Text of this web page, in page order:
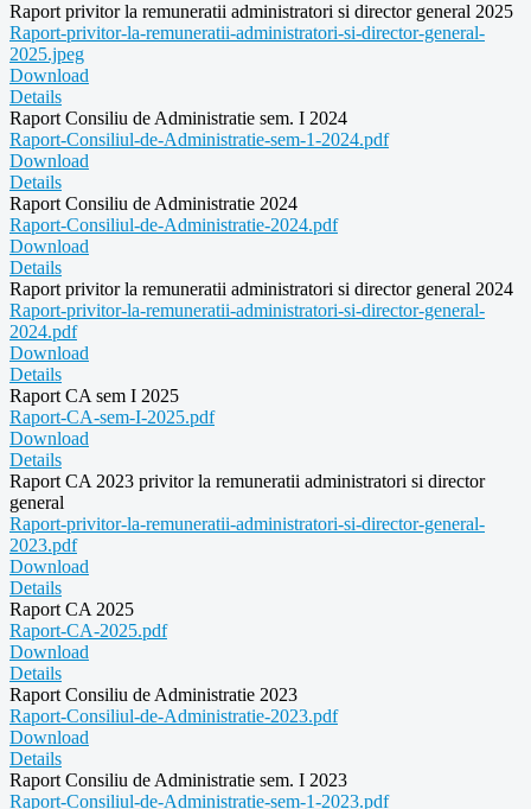
Raport privitor la remuneratii administratori si director general 2025
Raport-privitor-la-remuneratii-administratori-si-director-general-
2025.jpeg
Download
Details
Raport Consiliu de Administratie sem. I 2024
Raport-Consiliul-de-Administratie-sem-1-2024.pdf
Download
Details
Raport Consiliu de Administratie 2024
Raport-Consiliul-de-Administratie-2024.pdf
Download
Details
Raport privitor la remuneratii administratori si director general 2024
Raport-privitor-la-remuneratii-administratori-si-director-general-
2024.pdf
Download
Details
Raport CA sem I 2025
Raport-CA-sem-I-2025.pdf
Download
Details
Raport CA 2023 privitor la remuneratii administratori si director
general
Raport-privitor-la-remuneratii-administratori-si-director-general-
2023.pdf
Download
Details
Raport CA 2025
Raport-CA-2025.pdf
Download
Details
Raport Consiliu de Administratie 2023
Raport-Consiliul-de-Administratie-2023.pdf
Download
Details
Raport Consiliu de Administratie sem. I 2023
Raport-Consiliul-de-Administratie-sem-1-2023.pdf